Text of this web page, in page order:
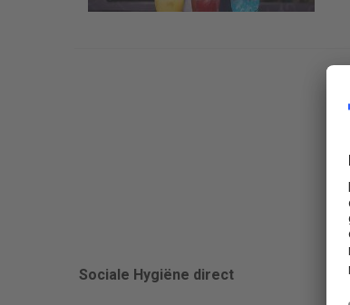
Sociale Hygiëne direct